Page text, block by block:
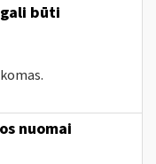
būti
nuomai